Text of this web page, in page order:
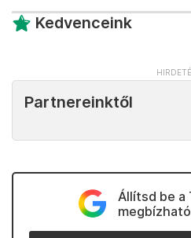
Kedvenceink
Partnereinktől
Állítsd be a